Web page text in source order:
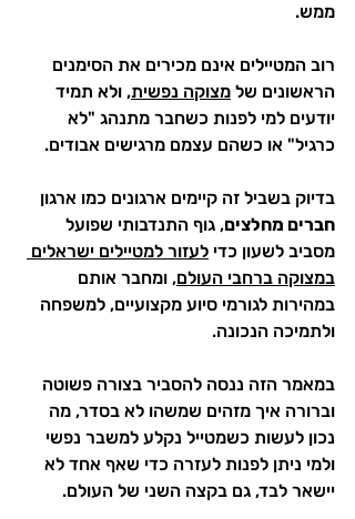
ממש.
רוב המטיילים אינם מכירים את הסימנים
הראשונים של מצוקה נפשית, ולא תמיד
יודעים למי לפנות כשחבר מתנהג "לא
כרגיל" או כשהם עצמם מרגישים אבודים.
בדיוק בשביל זה קיימים ארגונים כמו ארגון
חברים מחלצים, גוף התנדבותי שפועל
מסביב לשעון כדי לעזור למטיילים ישראלים
במצוקה ברחבי העולם, ומחבר אותם
במהירות לגורמי סיוע מקצועיים, למשפחה
ולתמיכה הנכונה.
במאמר הזה ננסה להסביר בצורה פשוטה
וברורה איך מזהים שמשהו לא בסדר, מה
נכון לעשות כשמטייל נקלע למשבר נפשי
ולמי ניתן לפנות לעזרה כדי שאף אחד לא
יישאר לבד, גם בקצה השני של העולם.